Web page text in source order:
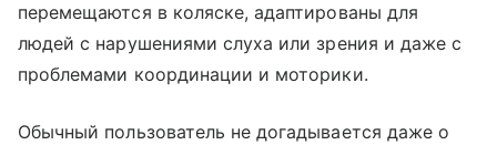
перемещаются в коляске, адаптированы для
людей с нарушениями слуха или зрения и даже с
проблемами координации и моторики.
Обычный пользователь не догадывается даже о